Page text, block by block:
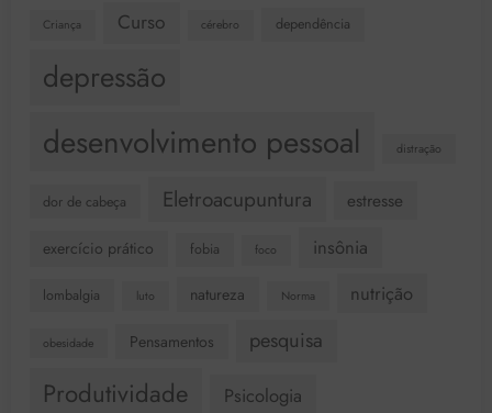
Criança Curso cérebro dependência
depressão
desenvolvimento pessoal distração
dor de cabeça Eletroacupuntura estresse
exercício prático fobia foco insônia
lombalgia luto natureza Norma nutrição
obesidade Pensamentos pesquisa
Produtividade Psicologia